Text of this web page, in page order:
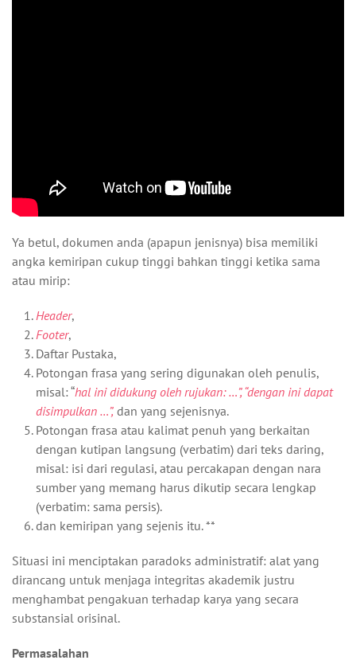
Ya betul, dokumen anda (apapun jenisnya) bisa memiliki
angka kemiripan cukup tinggi bahkan tinggi ketika sama
atau mirip:
Header,
Footer,
Daftar Pustaka,
Potongan frasa yang sering digunakan oleh penulis,
misal: “hal ini didukung oleh rujukan: …”, “dengan ini dapat
disimpulkan …”, dan yang sejenisnya.
Potongan frasa atau kalimat penuh yang berkaitan
dengan kutipan langsung (verbatim) dari teks daring,
misal: isi dari regulasi, atau percakapan dengan nara
sumber yang memang harus dikutip secara lengkap
(verbatim: sama persis).
dan kemiripan yang sejenis itu. **
Situasi ini menciptakan paradoks administratif: alat yang
dirancang untuk menjaga integritas akademik justru
menghambat pengakuan terhadap karya yang secara
substansial orisinal.
Permasalahan